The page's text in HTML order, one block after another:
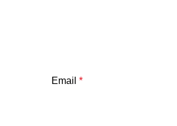
Email *